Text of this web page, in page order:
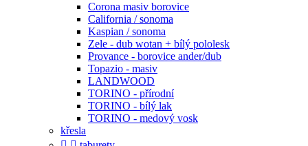
Corona masiv borovice
California / sonoma
Kaspian / sonoma
Zele - dub wotan + bílý pololesk
Provance - borovice ander/dub
Topazio - masiv
LANDWOOD
TORINO - přírodní
TORINO - bílý lak
TORINO - medový vosk
křesla